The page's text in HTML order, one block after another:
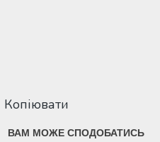
Копіювати